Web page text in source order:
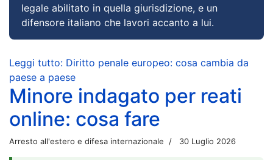
legale abilitato in quella giurisdizione, e un
difensore italiano che lavori accanto a lui.
Leggi tutto: Diritto penale europeo: cosa cambia da
paese a paese
Minore indagato per reati
online: cosa fare
Arresto all'estero e difesa internazionale 30 Luglio 2026